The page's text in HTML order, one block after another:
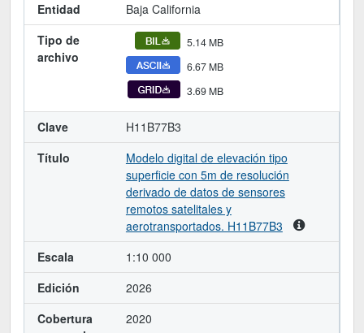
Entidad
Baja California
Tipo de
archivo
5.14 MB
6.67 MB
3.69 MB
Clave
H11B77B3
Título
Modelo digital de elevación tipo
superficie con 5m de resolución
derivado de datos de sensores
remotos satelitales y
aerotransportados. H11B77B3
Escala
1:10 000
Edición
2026
Cobertura
2020